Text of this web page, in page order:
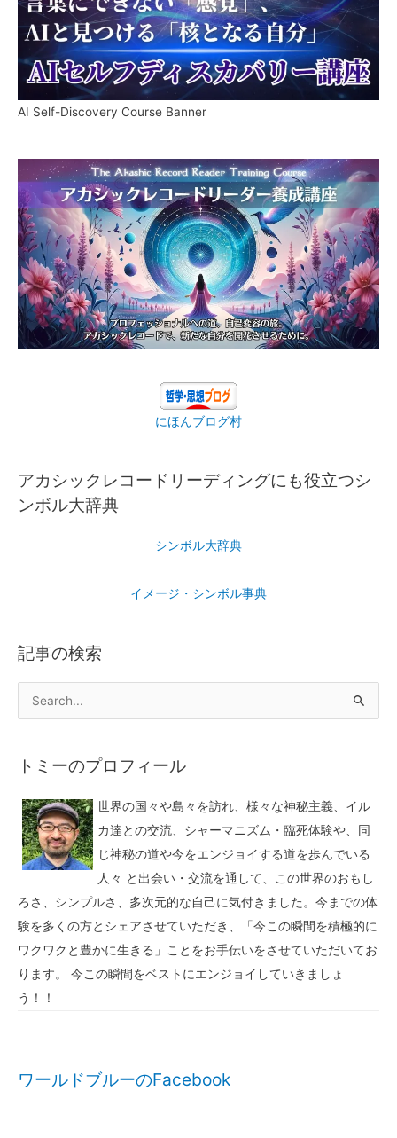
AI Self-Discovery Course Banner
にほんブログ村
アカシックレコードリーディングにも役立つシ
ンボル大辞典
シンボル大辞典
イメージ・シンボル事典
記事の検索
トミーのプロフィール
世界の国々や島々を訪れ、様々な神秘主義、イル
カ達との交流、シャーマニズム・臨死体験や、同
じ神秘の道や今をエンジョイする道を歩んでいる
人々 と出会い・交流を通して、この世界のおもし
ろさ、シンプルさ、多次元的な自己に気付きました。今までの体
験を多くの方とシェアさせていただき、「今この瞬間を積極的に
ワクワクと豊かに生きる」ことをお手伝いをさせていただいてお
ります。 今この瞬間をベストにエンジョイしていきましょ
う！！
ワールドブルーのFacebook